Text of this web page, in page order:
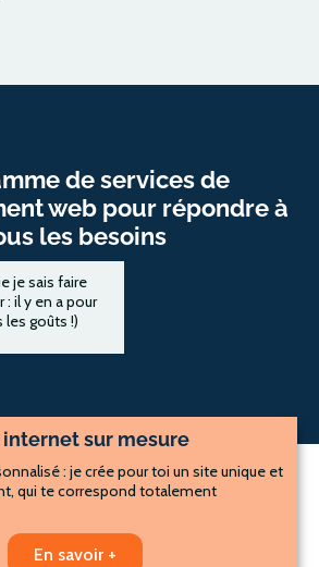
de services de
web pour répondre à
les besoins
je sais faire
: il y en a pour
les goûts !)
internet sur mesure
: je crée pour toi un site unique et
qui te correspond totalement
En savoir +